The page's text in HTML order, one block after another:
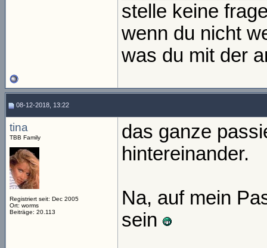
stelle keine
wenn du nicht
was du mit der
08-12-2018, 13:22
tina
TBB Family
Registriert seit: Dec 2005
Ort: worms
Beiträge: 20.113
das ganze
hintereinander.
Na, auf mein
sein